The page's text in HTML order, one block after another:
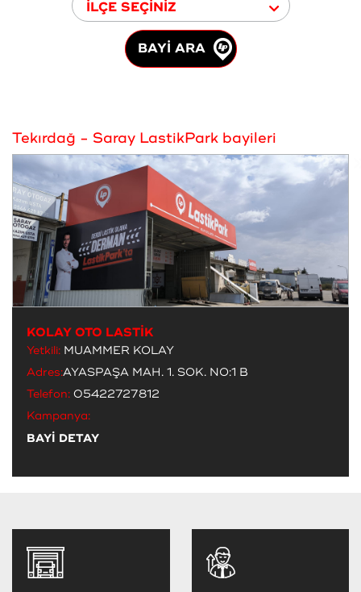
İLÇE SEÇİNİZ
BAYİ ARA
Tekırdağ - Saray LastikPark bayileri
KOLAY OTO LASTİK
Yetkili: MUAMMER KOLAY
Adres:AYASPAŞA MAH. 1. SOK. NO:1 B
Telefon: 05422727812
Kampanya:
BAYİ DETAY